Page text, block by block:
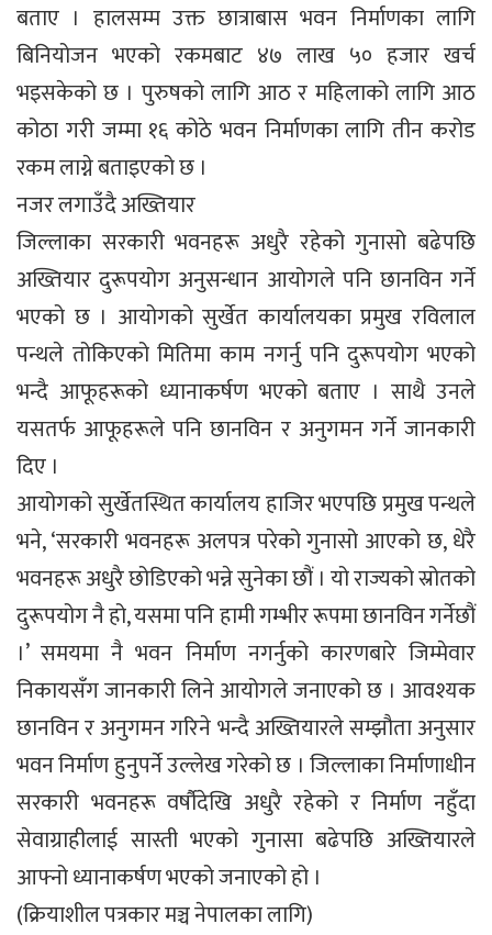
बताए । हालसम्म उक्त छात्राबास भवन निर्माणका लागि
बिनियोजन भएको रकमबाट ४७ लाख ५० हजार खर्च
भइसकेको छ । पुरुषको लागि आठ र महिलाको लागि आठ
कोठा गरी जम्मा १६ कोठे भवन निर्माणका लागि तीन करोड
रकम लाग्ने बताइएको छ ।
नजर लगाउँदै अख्तियार
जिल्लाका सरकारी भवनहरू अधुरै रहेको गुनासो बढेपछि
अख्तियार दुरूपयोग अनुसन्धान आयोगले पनि छानविन गर्ने
भएको छ । आयोगको सुर्खेत कार्यालयका प्रमुख रविलाल
पन्थले तोकिएको मितिमा काम नगर्नु पनि दुरूपयोग भएको
भन्दै आफूहरूको ध्यानाकर्षण भएको बताए । साथै उनले
यसतर्फ आफूहरूले पनि छानविन र अनुगमन गर्ने जानकारी
दिए ।
आयोगको सुर्खेतस्थित कार्यालय हाजिर भएपछि प्रमुख पन्थले
भने, ‘सरकारी भवनहरू अलपत्र परेको गुनासो आएको छ, धेरै
भवनहरू अधुरै छोडिएको भन्ने सुनेका छौं । यो राज्यको स्रोतको
दुरूपयोग नै हो, यसमा पनि हामी गम्भीर रूपमा छानविन गर्नेछौं
।’ समयमा नै भवन निर्माण नगर्नुको कारणबारे जिम्मेवार
निकायसँग जानकारी लिने आयोगले जनाएको छ । आवश्यक
छानविन र अनुगमन गरिने भन्दै अख्तियारले सम्झौता अनुसार
भवन निर्माण हुनुपर्ने उल्लेख गरेको छ । जिल्लाका निर्माणाधीन
सरकारी भवनहरू वर्षौदेखि अधुरै रहेको र निर्माण नहुँदा
सेवाग्राहीलाई सास्ती भएको गुनासा बढेपछि अख्तियारले
आफ्नो ध्यानाकर्षण भएको जनाएको हो ।
(क्रियाशील पत्रकार मञ्च नेपालका लागि)